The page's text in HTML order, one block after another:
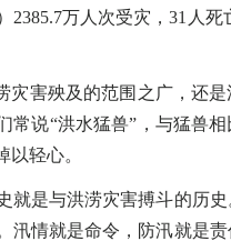
万人次受灾，31人
害殃及的范围之广，还是
常说“洪水猛兽”，与猛兽
轻心。
是与洪涝灾害搏斗的历史
汛情就是命令，防汛就是